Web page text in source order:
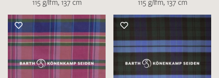
115 g/lfm, 137 cm 115 g/lfm, 137 cm